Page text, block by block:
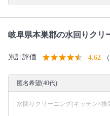
岐阜県本巣郡の水回りクリ
累計評価 4.62
匿名希望(40代)
水回りクリーニング(キッチン×